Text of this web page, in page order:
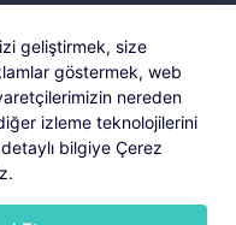
geliştirmek, size
göstermek, web
nereden
izleme teknolojilerini
bilgiye Çerez
Su Sebilleri